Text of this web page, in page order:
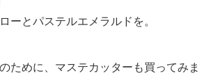
ーとパステルエメラルドを。
ために、マステカッターも買ってみま